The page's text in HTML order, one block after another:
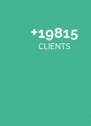
+20000
CLIENTS